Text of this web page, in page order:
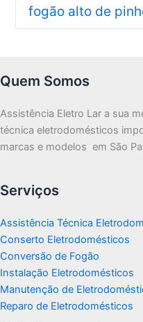
fogão alto de
Quem Somos
Assistência Eletro Lar a sua
técnica eletrodomésticos
marcas e modelos em São
Serviços
Assistência Técnica
Conserto Eletrodomésticos
Conversão de Fogão
Instalação Eletrodomésticos
Manutenção de
Reparo de Eletrodomésticos